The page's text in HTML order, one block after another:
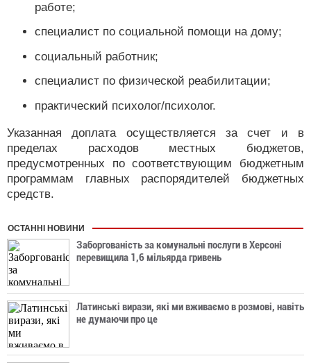
работе;
специалист по социальной помощи на дому;
социальный работник;
специалист по физической реабилитации;
практический психолог/психолог.
Указанная доплата осуществляется за счет и в
пределах расходов местных бюджетов,
предусмотренных по соответствующим бюджетным
программам главных распорядителей бюджетных
средств.
ОСТАННІ НОВИНИ
Заборгованість за комунальні послуги в Херсоні
перевищила 1,6 мільярда гривень
Латинські вирази, які ми вживаємо в розмові, навіть
не думаючи про це